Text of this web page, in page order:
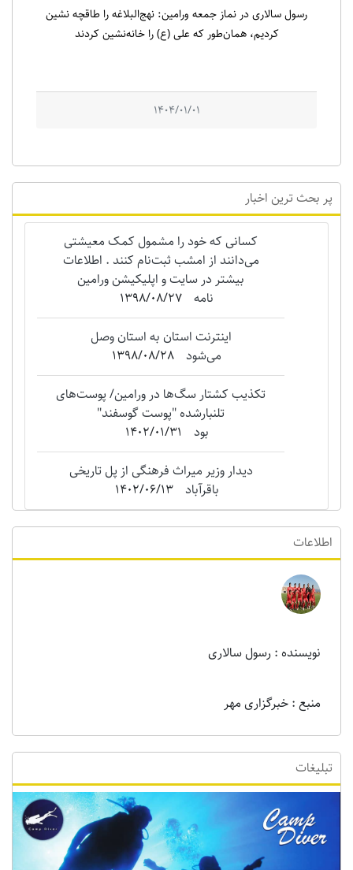
رسول سالاری در نماز جمعه ورامین: نهج‌البلاغه را طاقچه نشین
کردیم، همان‌طور که علی (ع) را خانه‌نشین کردند
1404/01/01
پر بحث ترین اخبار
کسانی که خود را مشمول کمک معیشتی
می‌دانند از امشب ثبت‌نام کنند . اطلاعات
بیشتر در سایت و اپلیکیشن ورامین
نامه 1398/08/27
اینترنت استان به استان وصل
می‌شود
1398/08/28
تکذیب کشتار سگ‌ها در ورامین/ پوست‌های
تلنبارشده "‌پوست گوسفند"
بود
1402/01/31
دیدار وزیر میراث فرهنگی از پل تاریخی
باقرآباد
1402/06/13
اطلاعات
نویسنده : رسول سالاری
منبع : خبرگزاری مهر
تبلیغات